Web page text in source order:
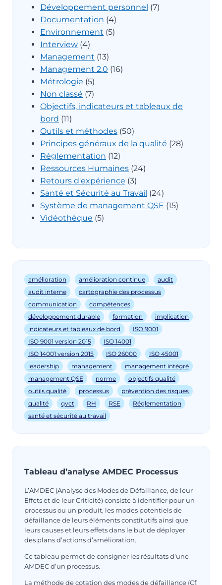
Développement personnel (7)
Documentation (4)
Environnement (5)
Interview (4)
Management (13)
Management 2.0 (16)
Métrologie (5)
Non classé (7)
Objectifs, indicateurs et tableaux de
bord (11)
Outils et méthodes (50)
Principes généraux de la qualité (28)
Réglementation (12)
Ressources Humaines (24)
Retours d'expérience (3)
Santé et Sécurité au Travail (24)
Système de management QSE (15)
Vidéothèque (5)
amélioration amélioration continue
audit
audit interne
cartographie des processus
communication
compétences
développement durable
formation
implication
indicateurs et tableaux de bord
ISO 9001
ISO 9001 version 2015
ISO 14001
ISO 14001 version 2015
ISO 26000
ISO 45001
leadership
management
management intégré
management QSE
norme
objectifs qualité
outils qualité
processus
prévention des risques
qualité
qvct RH RSE
Réglementation
santé et sécurité au travail
Tableau d’analyse AMDEC Processus
L’AMDEC (Analyse des Modes de Défaillance, de leur
Effets et de leur Criticité) consiste à identifier pour un
processus ou un produit, les modes potentiels de
défaillance de leurs éléments constitutifs ainsi que
leurs causes et leurs effets dans le but de déployer
des plans d’actions d’amélioration.
Ce tableau permet de consigner les résultats d’une
AMDEC d’un processus.
La méthode de cotation des modes de défaillance (Cf.